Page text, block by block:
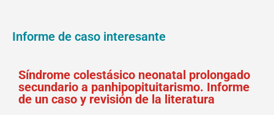
Informe de caso interesante
Síndrome colestásico neonatal prolongado
secundario a panhipopituitarismo. Informe
de un caso y revisión de la literatura